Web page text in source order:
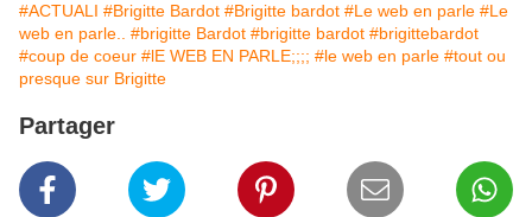
#ACTUALI #Brigitte Bardot #Brigitte bardot #Le web en parle #Le
web en parle..
#brigitte Bardot #brigitte bardot #brigittebardot
#coup de coeur #lE WEB EN PARLE;;;; #le web en parle #tout ou
presque sur Brigitte
Partager